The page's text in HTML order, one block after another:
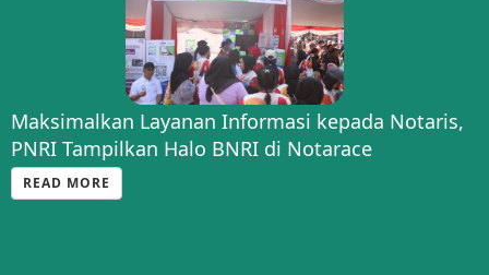
Maksimalkan Layanan Informasi kepada Notaris,
PNRI Tampilkan Halo BNRI di Notarace
READ MORE
Silaturahmi Strategis: PNRI dan BSK Hukum
Bahas Optimalisasi Pengumuman BN-TBN Sesuai
PP 72